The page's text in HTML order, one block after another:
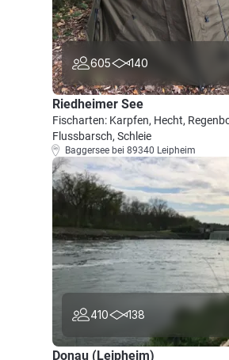
605 140
Riedheimer See
Fischarten: Karpfen, Hecht,
Flussbarsch, Schleie
Baggersee bei 89340 Leipheim
410 138
Donau (Leipheim)